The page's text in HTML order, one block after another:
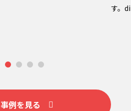
す。
2 3 4 5
例を見る